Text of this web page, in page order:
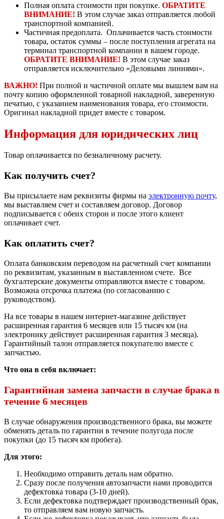
Полная оплата стоимости при покупке. ОБРАТИТЕ
ВНИМАНИЕ! В этом случае заказ отправляется любой
транспортной компанией.
Частичная предоплата. Оплачивается часть стоимости
товара, остаток суммы – после поступления агрегата на
терминал транспортной компании в вашем городе.
ОБРАТИТЕ ВНИМАНИЕ! В этом случае заказ
отправляется исключительно «Деловыми линиями».
ВАЖНО! При полной и частичной оплате мы вышлем вам на
почту копию оформленной товарной накладной, заверенную
печатью, с указанием наименования товара, его стоимости.
Оригинал накладной придет вместе с товаром.
Информация для юридических лиц
Товар оплачивается по безналичному расчету.
Как получить счет?
Вы присылаете нам реквизиты фирмы на электронную почту,
мы выставляем счет и составляем договор. Договор
подписывается с обеих сторон и после этого клиент
оплачивает счет.
Как оплатить счет?
Оплата банковским переводом на расчетный счет компании
по реквизитам, указанным в выставленном счете. Все
бухгалтерские документы отправляются вместе с товаром.
Возможна отсрочка платежа (по согласованию с
руководством).
На все товары в нашем интернет-магазине действует
расширенная гарантия 6 месяцев или 15 тысяч км (на
электронику действует расширенная гарантия 3 месяца).
Гарантийный талон отправляется покупателю вместе с
запчастью.
Что она в себя включает:
Гарантийная замена запчасти в случае брака в
течение 6 месяцев
В случае обнаружения производственного брака, вы можете
обменять деталь по гарантии в течение полугода после
покупки (до 15 тысяч км пробега).
Для этого:
Необходимо отправить деталь нам обратно.
Сразу после получения автозапчасти нами проводится
дефектовка товара (3-10 дней).
Если дефектовка подтверждает производственный брак,
то отправляем вам новую запчасть.